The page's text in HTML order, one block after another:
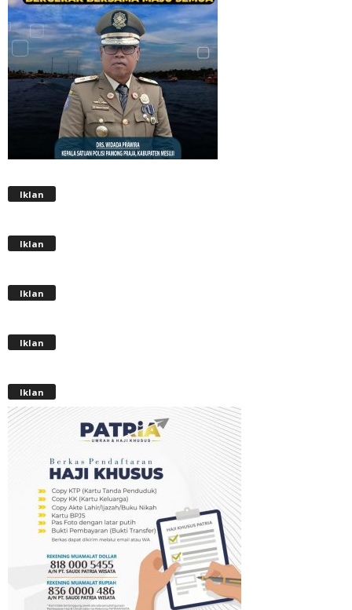
Iklan
Iklan
Iklan
Iklan
Iklan